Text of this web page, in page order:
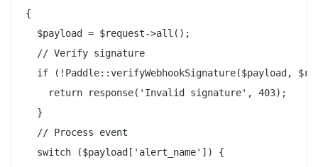
{
  $payload = $request->all();
  // Verify signature
if (!Paddle::verifyWebhookSignature($payload,
    return response('Invalid signature', 403);
  }
  // Process event
  switch ($payload['alert_name']) {